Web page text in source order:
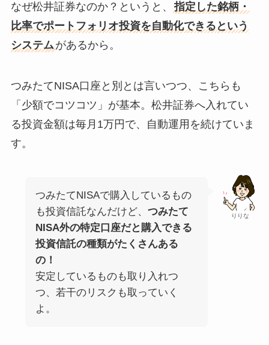
なぜ松井証券なのか？というと、
指定した銘柄・
比率でポートフォリオ投資を自動化できるという
システムがあるから。
つみたてNISA口座と別とは言いつつ、こちらも
「少額でコツコツ」が基本。松井証券へ入れてい
る投資金額は毎月1万円で、自動運用を続けていま
す。
りりな
つみたてNISAで購入しているもの
も投資信託なんだけど、 つみたて
NISA外の特定口座だと購入できる
投資信託の種類がたくさんある
の！
安定しているものも取り入れつ
つ、若干のリスクも取っていく
よ。